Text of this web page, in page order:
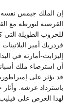
إن الملك جيمس نفسه
القرصنة لتورطه مع
للحروب الطويلة التي
فردريك أمير
إليزابث-أمارته في
أن استرضاء ملك
قد يؤثر على
باسترداد عرشه.
لهذا الغرض على فيليب